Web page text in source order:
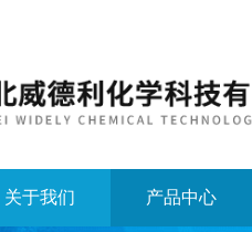
关于我们 产品中心